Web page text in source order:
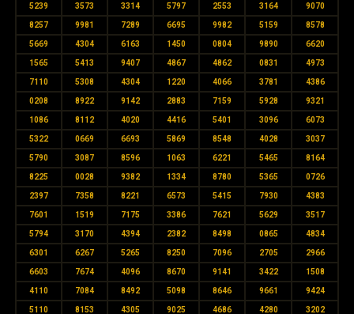
5239 3573 3314 5797 2553 3164 9070
8257 9981 7289 6695 9982 5159 8578
5669 4304 6163 1450 0804 9890 6620
1565 5413 9407 4867 4862 0831 4973
7110 5308 4304 1220 4066 3781 4386
0208 8922 9142 2883 7159 5928 9321
1086 8112 4020 4416 5401 3096 6073
5322 0669 6693 5869 8548 4028 3037
5790 3087 8596 1063 6221 5465 8164
8225 0028 9382 1334 8780 5365 0726
2397 7358 8221 6573 5415 7930 4383
7601 1519 7175 3386 7621 5629 3517
5794 3170 4394 2382 8498 0865 4834
6301 6267 5265 8250 7096 2705 2966
6603 7674 4096 8670 9141 3422 1508
4110 7084 8492 5098 8646 9661 9424
5110 8153 4305 9025 4686 4280 3202